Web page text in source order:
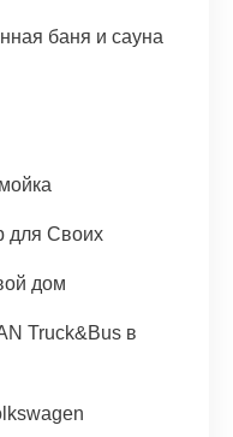
баня и сауна
для Своих
дом
Truck&Bus в